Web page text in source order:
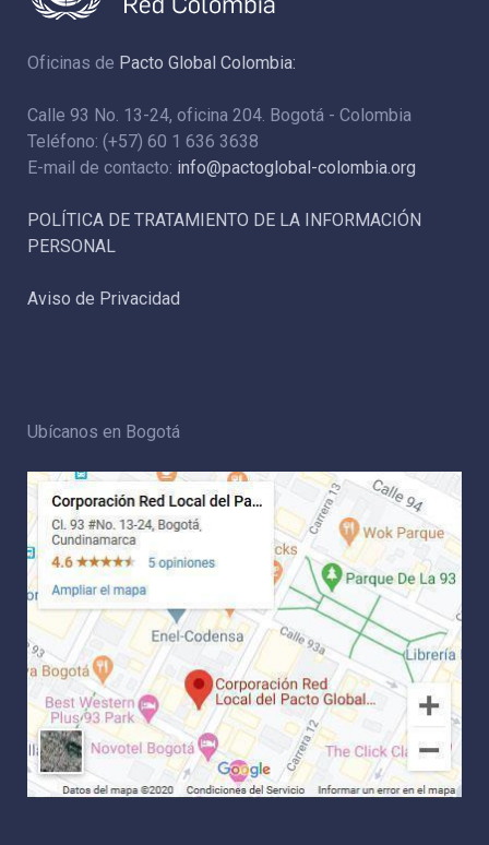
Oficinas de Pacto Global Colombia:
Calle 93 No. 13-24, oficina 204. Bogotá - Colombia
Teléfono: (+57) 60 1 636 3638
E-mail de contacto: info@pactoglobal-colombia.org
POLÍTICA DE TRATAMIENTO DE LA INFORMACIÓN
PERSONAL
Aviso de Privacidad
Ubícanos en Bogotá